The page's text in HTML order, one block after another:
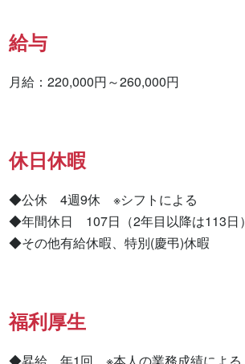
給与
月給：220,000円～260,000円
休日休暇
◆公休　4週9休　※シフトによる
◆年間休日　107日（2年目以降は113日）
◆その他有給休暇、特別(慶弔)休暇
福利厚生